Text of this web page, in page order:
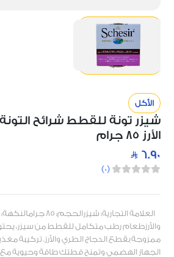
الأكل
شيزر تونة للقطط شرائح
الأرز 85 جرام
6.90
(
0
)
العلامة التجارية:
والأرزطعام رطب متكامل للقطط من سيزر،
ممزوجة بقطع الدجاج الطري والأرز. تركيبة
الجهاز الهضمي وتمنح قطتك طاقة وحيوية مع